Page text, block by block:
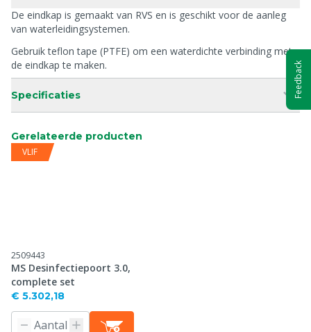
De eindkap is gemaakt van RVS en is geschikt voor de aanleg
van waterleidingsystemen.
Gebruik teflon tape (PTFE) om een waterdichte verbinding met
de eindkap te maken.
Specificaties
Gerelateerde producten
VLIF
2509443
MS Desinfectiepoort 3.0,
complete set
€ 5.302,18
Feedback